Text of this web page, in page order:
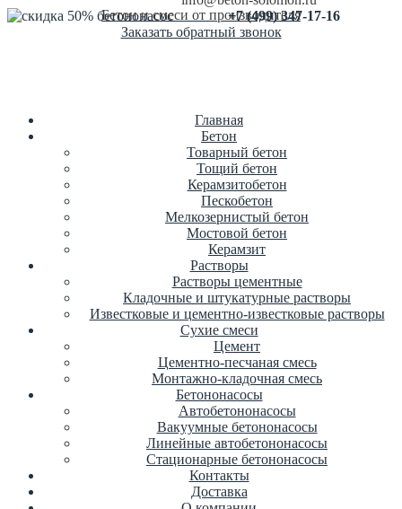
Бетон и смеси от производителя
+7 (499) 347-17-16
Заказать обратный звонок
Главная
Бетон
Товарный бетон
Тощий бетон
Керамзитобетон
Пескобетон
Мелкозернистый бетон
Мостовой бетон
Керамзит
Растворы
Растворы цементные
Кладочные и штукатурные растворы
Известковые и цементно-известковые растворы
Сухие смеси
Цемент
Цементно-песчаная смесь
Монтажно-кладочная смесь
Бетононасосы
Автобетононасосы
Вакуумные бетононасосы
Линейные автобетононасосы
Стационарные бетононасосы
Контакты
Доставка